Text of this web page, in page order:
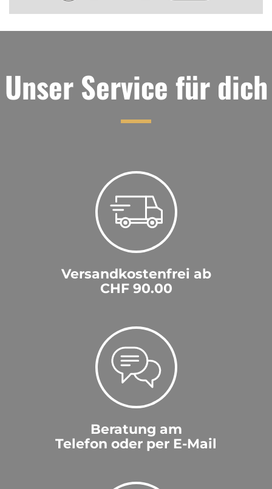
Unser Service für dich
Versandkostenfrei ab
CHF 90.00
Beratung am
Telefon oder per E-Mail